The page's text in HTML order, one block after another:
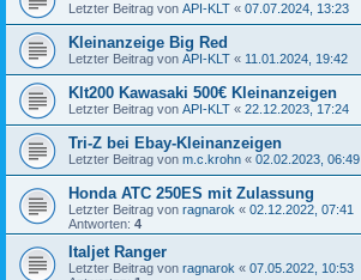
Letzter Beitrag von API-KLT « 07.07.2024, 13:23
Kleinanzeige Big Red
Letzter Beitrag von API-KLT « 11.01.2024, 19:42
Klt200 Kawasaki 500€ Kleinanzeigen
Letzter Beitrag von API-KLT « 22.12.2023, 17:24
Tri-Z bei Ebay-Kleinanzeigen
Letzter Beitrag von m.c.krohn « 02.02.2023, 06:49
Honda ATC 250ES mit Zulassung
Letzter Beitrag von ragnarok « 02.12.2022, 07:41
Antworten: 4
Italjet Ranger
Letzter Beitrag von ragnarok « 07.05.2022, 10:53